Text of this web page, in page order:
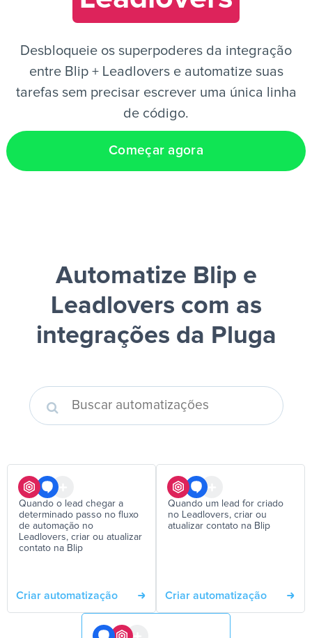
Desbloqueie os superpoderes da integração
entre Blip + Leadlovers e automatize suas
tarefas sem precisar escrever uma única linha
de código.
Começar agora
Automatize Blip e
Leadlovers com as
integrações da Pluga
Quando o lead chegar a
determinado passo no fluxo
de automação no
Leadlovers, criar ou atualizar
contato na Blip
Criar automatização
Quando um lead for criado
no Leadlovers, criar ou
atualizar contato na Blip
Criar automatização